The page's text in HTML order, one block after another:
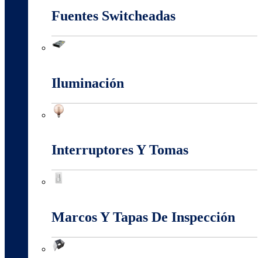
Fuentes Switcheadas
Iluminación
Interruptores Y Tomas
Marcos Y Tapas De Inspección